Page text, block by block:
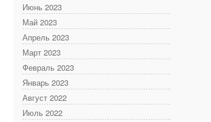
Июнь 2023
Май 2023
Апрель 2023
Март 2023
Февраль 2023
Январь 2023
Август 2022
Июль 2022